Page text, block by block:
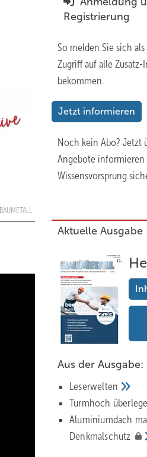
BAUMETALL
Registrierung
So melden Sie sich
Zugriff auf alle Zusatz-
bekommen.
Jetzt informieren
Noch kein Abo? Jetzt
Angebote informieren
Wissensvorsprung
Aktuelle Ausgabe
Aus der Ausgabe:
Leserwelten
Tur mhoch
Aluminiumdach
Denkmalschutz